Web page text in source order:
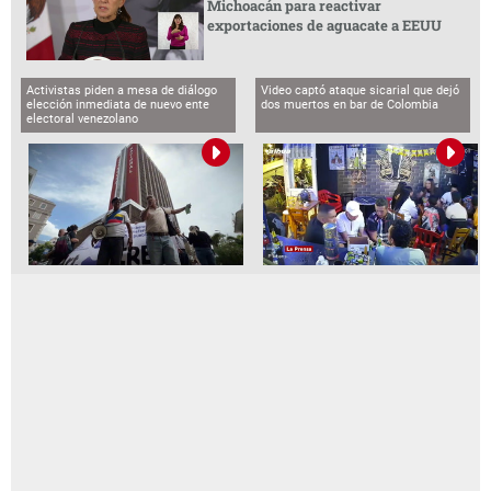
Michoacán para reactivar
exportaciones de aguacate a EEUU
Activistas piden a mesa de diálogo
elección inmediata de nuevo ente
electoral venezolano
Video captó ataque sicarial que dejó
dos muertos en bar de Colombia